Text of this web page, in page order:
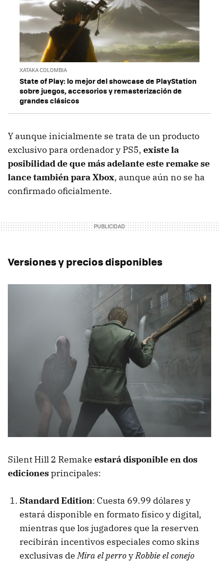
XATAKA COLOMBIA
State of Play: lo mejor del showcase de PlayStation
sobre juegos, accesorios y remasterización de
grandes clásicos
Y aunque inicialmente se trata de un producto
exclusivo para ordenador y PS5, existe la
posibilidad de que más adelante este remake se
lance también para Xbox, aunque aún no se ha
confirmado oficialmente.
Versiones y precios disponibles
Silent Hill 2 Remake estará disponible en dos
edicionesprincipales:
Standard Edition: Cuesta 69.99 dólares y
estará disponible en formato físico y digital,
mientras que los jugadores que la reserven
recibirán incentivos especiales como skins
exclusivas deMira el perroyRobbie el conejo